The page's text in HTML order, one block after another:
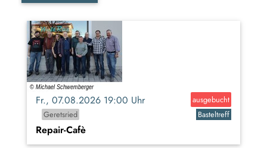
Fr., 07.08.2026 19:00 Uhr
ausgebucht
Geretsried
Basteltreff
Repair-Cafè